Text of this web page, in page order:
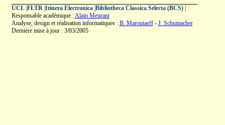
UCL| FLTR| Itinera Electronica| Bibliotheca Classica Selecta (BCS)|
Responsable académique :Alain Meurant
Analyse, design et réalisation informatiques : B. Maroutaeff- J. Schumacher
Dernière mise à jour : 3/03/2005